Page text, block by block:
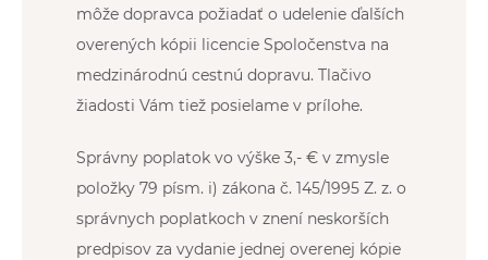
môže dopravca požiadať o udelenie ďalších
overených kópii licencie Spoločenstva na
medzinárodnú cestnú dopravu. Tlačivo
žiadosti Vám tiež posielame v prílohe.
Správny poplatok vo výške 3,- € v zmysle
položky 79 písm. i) zákona č. 145/1995 Z. z. o
správnych poplatkoch v znení neskorších
predpisov za vydanie jednej overenej kópie